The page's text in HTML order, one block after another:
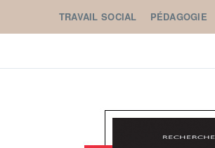
TRAVAIL SOCIAL PÉDAGOGIE